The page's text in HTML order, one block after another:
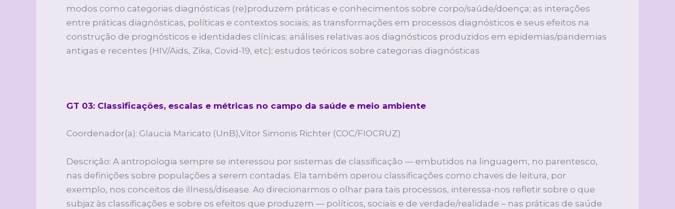
modos como categorias diagnósticas (re)produzem práticas e conhecimentos sobre corpo/saúde/doença; as interações
entre práticas diagnósticas, políticas e contextos sociais; as transformações em processos diagnósticos e seus efeitos na
construção de prognósticos e identidades clínicas; análises relativas aos diagnósticos produzidos em epidemias/pandemias
antigas e recentes (HIV/Aids, Zika, Covid-19, etc); estudos teóricos sobre categorias diagnósticas
GT 03: Classificações, escalas e métricas no campo da saúde e meio ambiente
Coordenador(a): Glaucia Maricato (UnB),Vitor Simonis Richter (COC/FIOCRUZ)
Descrição: A antropologia sempre se interessou por sistemas de classificação — embutidos na linguagem, no parentesco,
nas definições sobre populações a serem contadas. Ela também operou classificações como chaves de leitura, por
exemplo, nos conceitos de illness/disease. Ao direcionarmos o olhar para tais processos, interessa-nos refletir sobre o que
subjaz às classificações e sobre os efeitos que produzem — políticos, sociais e de verdade/realidade – nas práticas de saúde